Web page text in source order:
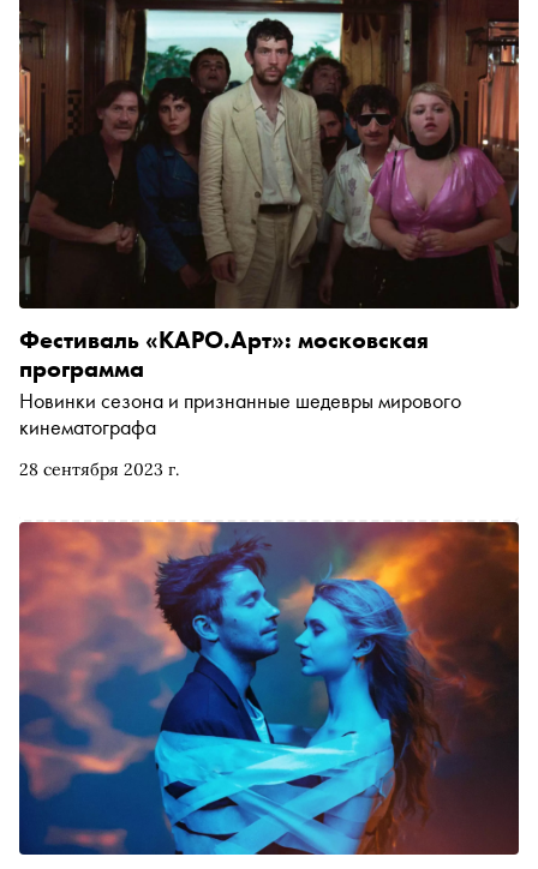
28 сентября 2023 г.
Фестиваль «КАРО.Арт»: московская
программа
Новинки сезона и признанные шедевры мирового
кинематографа